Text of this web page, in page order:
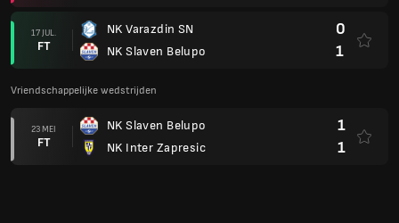
17 JUL.
FT
NK Varazdin SN
NK Slaven Belupo
0
1
Vriendschappelijke wedstrijden
23 MEI
FT
NK Slaven Belupo
NK Inter Zapresic
1
1